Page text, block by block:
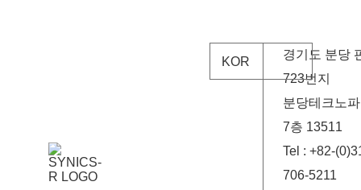
경기도 분당
723번지
분당테크노
7층 13511
Tel : +82-
706-5211
KOR